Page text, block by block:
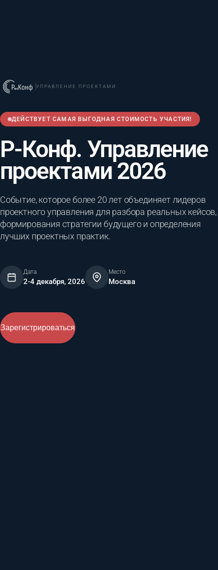
УПРАВЛЕНИЕ ПРОЕКТАМИ
ДЕЙСТВУЕТ САМАЯ ВЫГОДНАЯ СТОИМОСТЬ УЧАСТИЯ!
Р-Конф. Управление
проектами 2026
Событие, которое более 20 лет объединяет лидеров
проектного управления для разбора реальных кейсов,
формирования стратегии будущего и определения
лучших проектных практик.
Дата
2-4 декабря, 2026
Место
Москва
Зарегистрироваться